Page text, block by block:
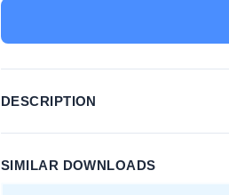
DESCRIPTION
SIMILAR DOWNLOADS